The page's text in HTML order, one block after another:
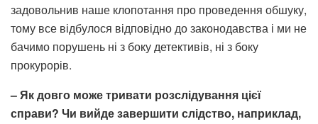
задовольнив наше клопотання про проведення обшуку,
тому все відбулося відповідно до законодавства і ми не
бачимо порушень ні з боку детективів, ні з боку
прокурорів.
– Як довго може тривати розслідування цієї
справи? Чи вийде завершити слідство, наприклад,